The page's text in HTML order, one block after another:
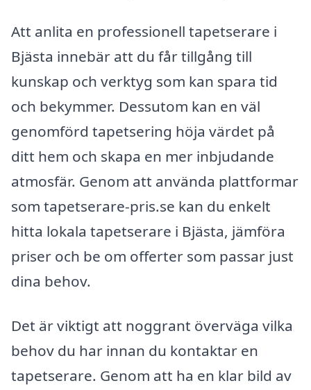
Att anlita en professionell tapetserare i
Bjästa innebär att du får tillgång till
kunskap och verktyg som kan spara tid
och bekymmer. Dessutom kan en väl
genomförd tapetsering höja värdet på
ditt hem och skapa en mer inbjudande
atmosfär. Genom att använda plattformar
som tapetserare-pris.se kan du enkelt
hitta lokala tapetserare i Bjästa, jämföra
priser och be om offerter som passar just
dina behov.
Det är viktigt att noggrant överväga vilka
behov du har innan du kontaktar en
tapetserare. Genom att ha en klar bild av